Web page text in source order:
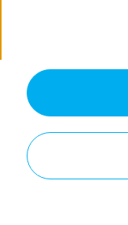
jogi nyilatkozat